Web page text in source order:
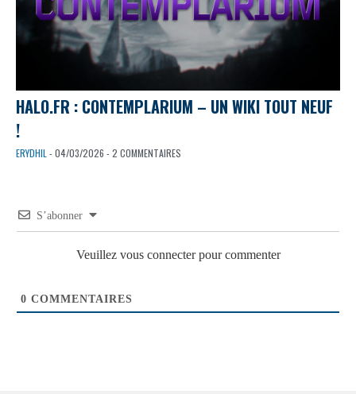
HALO.FR : CONTEMPLARIUM – UN WIKI TOUT NEUF
!
ERYDHIL - 04/03/2026 - 2 COMMENTAIRES
S’abonner
Veuillez vous connecter pour commenter
0 COMMENTAIRES